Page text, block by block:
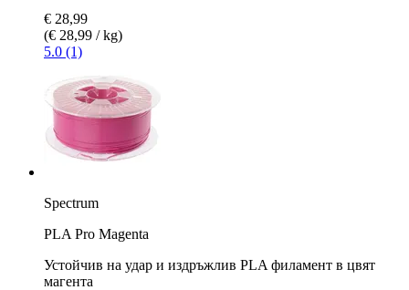
€ 28,99
(€ 28,99 / kg)
5.0 (1)
Spectrum
PLA Pro Magenta
Устойчив на удар и издръжлив PLA филамент в цвят
магента